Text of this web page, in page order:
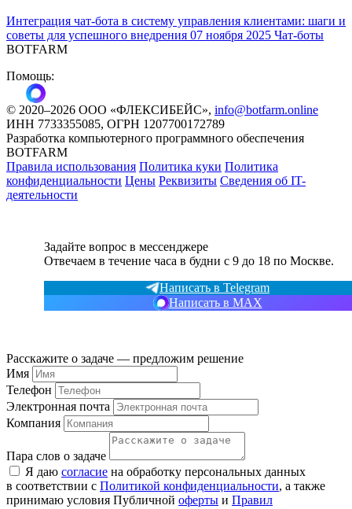
Интеграция чат-бота в систему управления клиентами: шаги и
советы для успешного внедрения 07 ноября 2025 Чат-боты
BOTFARM
Помощь:
© 2020–2026 ООО «ФЛЕКСИБЕЙС», info@botfarm.online
ИНН 7733355085, ОГРН 1207700172789
Разработка компьютерного программного обеспечения
BOTFARM
Правила использования Политика куки Политика
конфиденциальности Цены Реквизиты Сведения об IT-
деятельности
Задайте вопрос в мессенджере
Отвечаем в течение часа в будни с 9 до 18 по Москве.
Написать в Telegram
Написать в MAX
Расскажите о задаче — предложим решение
Имя
Телефон
Электронная почта
Компания
Пара слов о задаче
Я даю согласие на обработку персональных данных
в соответствии с Политикой конфиденциальности, а также
принимаю условия Публичной оферты и Правил